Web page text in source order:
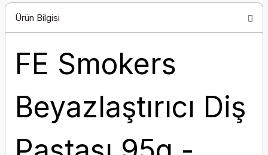
Ürün Bilgisi
FE Smokers
Beyazlaştırıcı Diş